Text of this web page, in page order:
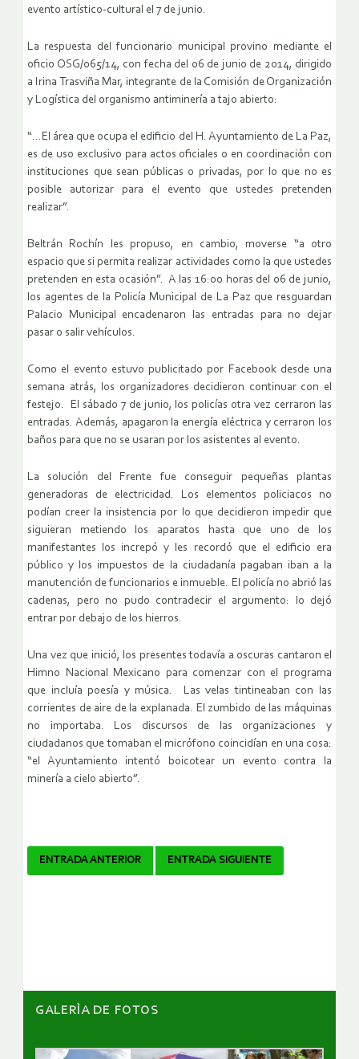
evento artístico-cultural el 7 de junio.
La respuesta del funcionario municipal provino mediante el
oficio OSG/065/14, con fecha del 06 de junio de 2014, dirigido
a Irina Trasviña Mar, integrante de la Comisión de Organización
y Logística del organismo antiminería a tajo abierto:
“…El área que ocupa el edificio del H. Ayuntamiento de La Paz,
es de uso exclusivo para actos oficiales o en coordinación con
instituciones que sean públicas o privadas, por lo que no es
posible autorizar para el evento que ustedes pretenden
realizar”.
Beltrán Rochín les propuso, en cambio, moverse “a otro
espacio que si permita realizar actividades como la que ustedes
pretenden en esta ocasión”. A las 16:00 horas del 06 de junio,
los agentes de la Policía Municipal de La Paz que resguardan
Palacio Municipal encadenaron las entradas para no dejar
pasar o salir vehículos.
Como el evento estuvo publicitado por Facebook desde una
semana atrás, los organizadores decidieron continuar con el
festejo. El sábado 7 de junio, los policías otra vez cerraron las
entradas. Además, apagaron la energía eléctrica y cerraron los
baños para que no se usaran por los asistentes al evento.
La solución del Frente fue conseguir pequeñas plantas
generadoras de electricidad. Los elementos policiacos no
podían creer la insistencia por lo que decidieron impedir que
siguieran metiendo los aparatos hasta que uno de los
manifestantes los increpó y les recordó que el edificio era
público y los impuestos de la ciudadanía pagaban iban a la
manutención de funcionarios e inmueble. El policía no abrió las
cadenas, pero no pudo contradecir el argumento: lo dejó
entrar por debajo de los hierros.
Una vez que inició, los presentes todavía a oscuras cantaron el
Himno Nacional Mexicano para comenzar con el programa
que incluía poesía y música. Las velas tintineaban con las
corrientes de aire de la explanada. El zumbido de las máquinas
no importaba. Los discursos de las organizaciones y
ciudadanos que tomaban el micrófono coincidían en una cosa:
“el Ayuntamiento intentó boicotear un evento contra la
minería a cielo abierto”.
Navegador
ENTRADA ANTERIOR ENTRADA SIGUIENTE
GALERÌA DE FOTOS